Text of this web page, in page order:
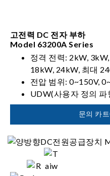
고전력 DC 전자 부하
Model 63200A Series
정격 전력: 2kW,
18kW, 24kW, 최대
전압 범위: 0~150V,
UDW(사용자 정의 파
동기 동적 제어
문의 카